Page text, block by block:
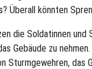
Überall könnten
die Soldatinnen und
Gebäude zu
Sturmgewehren, das